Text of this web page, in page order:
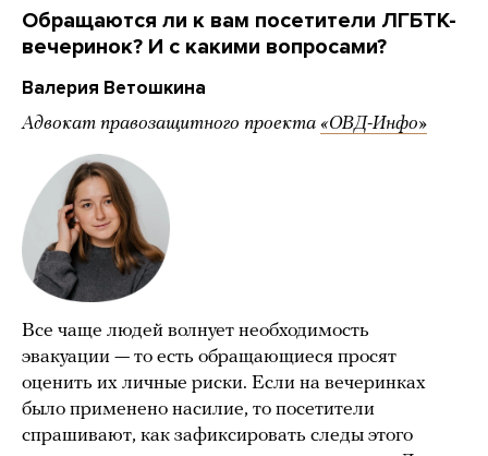
Обращаются ли к вам посетители ЛГБТК-
вечеринок? И с какими вопросами?
Валерия Ветошкина
Адвокат правозащитного проекта «ОВД-Инфо»
Все чаще людей волнует необходимость
эвакуации — то есть обращающиеся просят
оценить их личные риски. Если на вечеринках
было применено насилие, то посетители
спрашивают, как зафиксировать следы этого